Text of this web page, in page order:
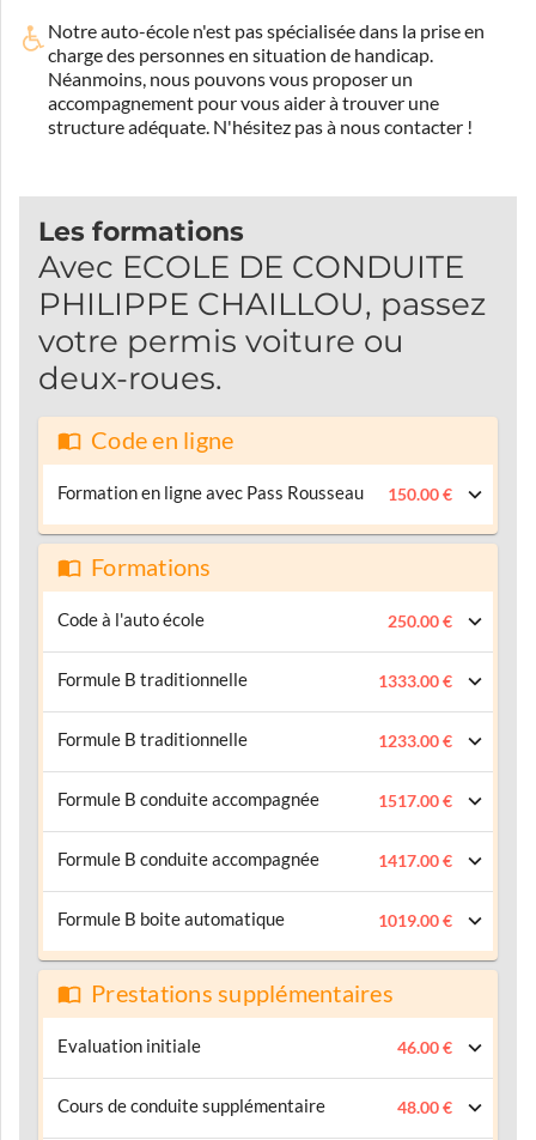
Notre auto-école n'est pas spécialisée dans la prise en
charge des personnes en situation de handicap.
Néanmoins, nous pouvons vous proposer un
accompagnement pour vous aider à trouver une
structure adéquate. N'hésitez pas à nous contacter !
Les formations
Avec ECOLE DE CONDUITE
PHILIPPE CHAILLOU, passez
votre permis voiture ou
deux-roues.
Code en ligne
Formation en ligne avec Pass Rousseau 150.00 €
Formations
Code à l'auto école 250.00 €
Formule B traditionnelle 1333.00 €
Formule B traditionnelle 1233.00 €
Formule B conduite accompagnée 1517.00 €
Formule B conduite accompagnée 1417.00 €
Formule B boite automatique 1019.00 €
Prestations supplémentaires
Evaluation initiale 46.00 €
Cours de conduite supplémentaire 48.00 €